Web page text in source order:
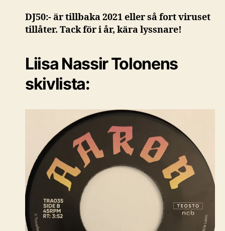
DJ50:- är tillbaka 2021 eller så fort viruset
tillåter. Tack för i år, kära lyssnare!
Liisa Nassir Tolonens
skivlista: